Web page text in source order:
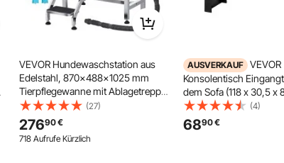
VEVOR Hundewaschstation aus
Edelstahl, 870x488x1025 mm
Tierpflegewanne mit Ablagetreppe,
Wasserhahn, Duschkopf &
Seifenhalter, Hundebadewanne, für
mittelgroße & kleine Haustiere
(linke Tür)
(27)
27690€
718 Aufrufe Kürzlich
AUSVERKAUF VEVOR
Konsolentisch
dem Sofa (118 x 30,5 x
x H), rechteckiger
Mehrschichtplatte für
Schlafzimmer
(4)
6890€